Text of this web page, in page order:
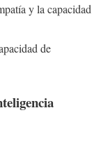
y la capacidad
de